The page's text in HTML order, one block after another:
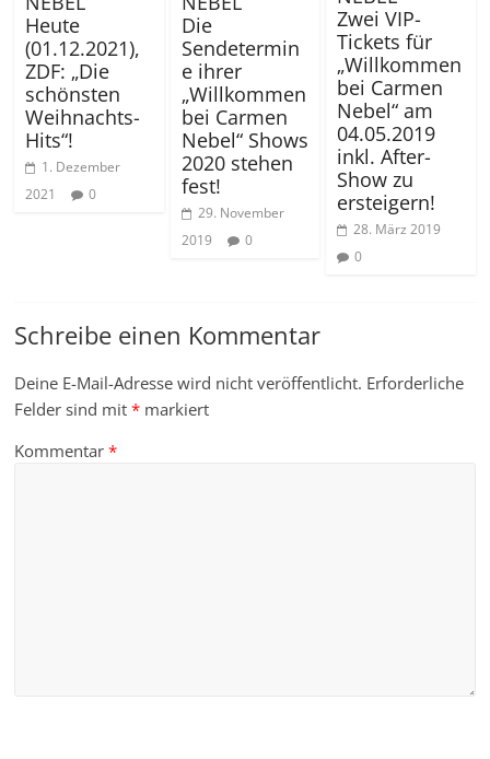
Heute
(01.12.2021),
ZDF: „Die
schönsten
Weihnachts-
Hits“!
1. Dezember
2021
0
Die
Sendetermin
e ihrer
„Willkommen
bei Carmen
Nebel“ Shows
2020 stehen
fest!
29. November
2019
0
Zwei VIP-
Tickets für
„Willkommen
bei Carmen
Nebel“ am
04.05.2019
inkl. After-
Show zu
ersteigern!
28. März 2019
0
Schreibe einen Kommentar
Deine E-Mail-Adresse wird nicht veröffentlicht. Erforderliche
Felder sind mit* markiert
Kommentar*